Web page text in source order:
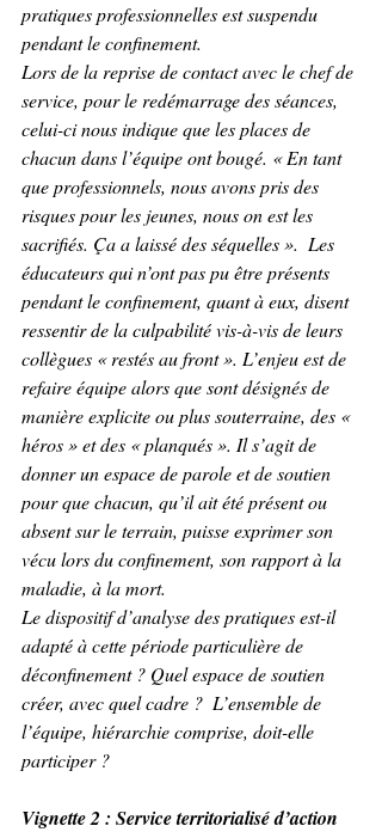
pratiques professionnelles est suspendu
pendant le confinement.
Lors de la reprise de contact avec le chef de
service, pour le redémarrage des séances,
celui-ci nous indique que les places de
chacun dans l’équipe ont bougé. « En tant
que professionnels, nous avons pris des
risques pour les jeunes, nous on est les
sacrifiés. Ça a laissé des séquelles ».  Les
éducateurs qui n’ont pas pu être présents
pendant le confinement, quant à eux, disent
ressentir de la culpabilité vis-à-vis de leurs
collègues « restés au front ». L’enjeu est de
refaire équipe alors que sont désignés de
manière explicite ou plus souterraine, des «
héros » et des « planqués ». Il s’agit de
donner un espace de parole et de soutien
pour que chacun, qu’il ait été présent ou
absent sur le terrain, puisse exprimer son
vécu lors du confinement, son rapport à la
maladie, à la mort.
Le dispositif d’analyse des pratiques est-il
adapté à cette période particulière de
déconfinement ? Quel espace de soutien
créer, avec quel cadre ?  L’ensemble de
l’équipe, hiérarchie comprise, doit-elle
participer ?
Vignette 2 : Service territorialisé d’action